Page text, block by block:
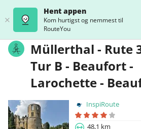
Hent appen
Kom hurtigst og nemmest til
RouteYou
Müllerthal - Rute
Tur B - Beaufort -
Larochette -
InspiRoute
48,1 km